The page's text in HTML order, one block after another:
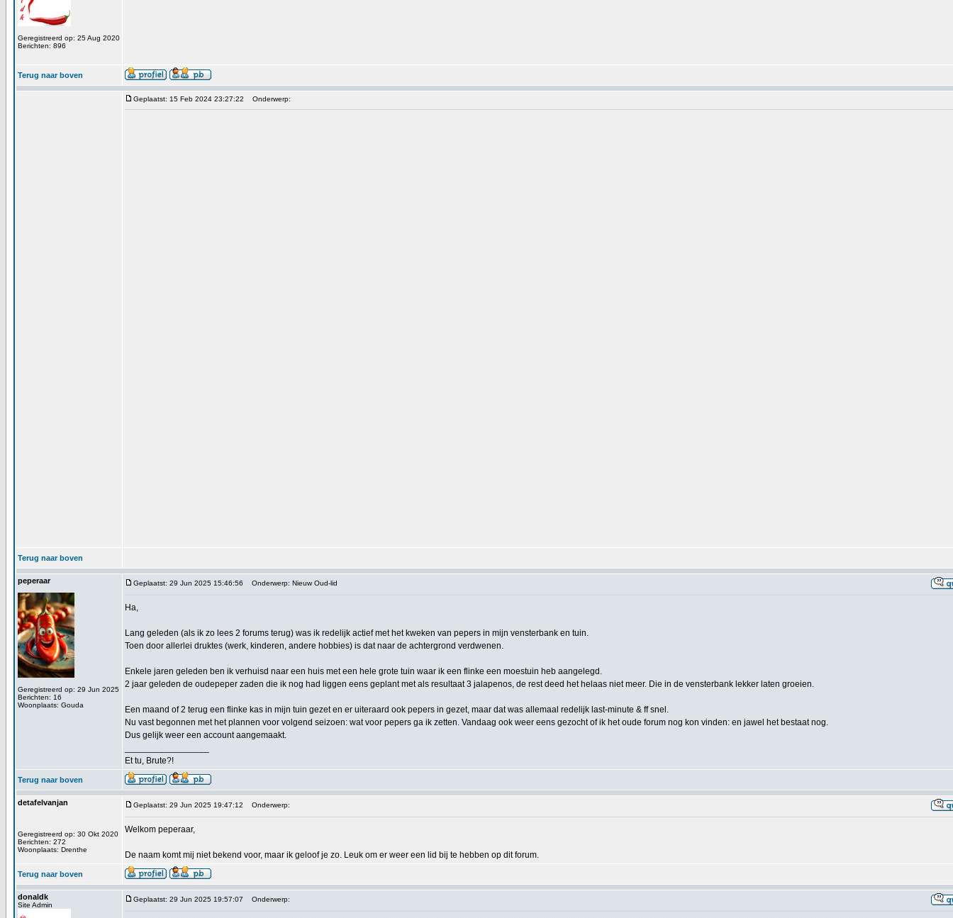
Geregistreerd op: 25 Aug 2020
Berichten: 896
Terug naar boven
Geplaatst: 15 Feb 2024 23:27:22 Onderwerp:
Terug naar boven
peperaar
Geregistreerd op: 29 Jun 2025
Berichten: 16
Woonplaats: Gouda
Geplaatst: 29 Jun 2025 15:46:56 Onderwerp: Nieuw Oud-lid
Ha,
Lang geleden (als ik zo lees 2 forums terug) was ik redelijk actief met het kweken van pepers in mijn vensterbank en tuin.
Toen door allerlei druktes (werk, kinderen, andere hobbies) is dat naar de achtergrond verdwenen.
Enkele jaren geleden ben ik verhuisd naar een huis met een hele grote tuin waar ik een flinke een moestuin heb aangelegd.
2 jaar geleden de oudepeper zaden die ik nog had liggen eens geplant met als resultaat 3 jalapenos, de rest deed het helaas niet meer. Die in de vensterbank lekker laten groeien.
Een maand of 2 terug een flinke kas in mijn tuin gezet en er uiteraard ook pepers in gezet, maar dat was allemaal redelijk last-minute & ff snel.
Nu vast begonnen met het plannen voor volgend seizoen: wat voor pepers ga ik zetten. Vandaag ook weer eens gezocht of ik het oude forum nog kon vinden: en jawel het bestaat nog.
Dus gelijk weer een account aangemaakt.
Et tu, Brute?!
Terug naar boven
detafelvanjan
Geregistreerd op: 30 Okt 2020
Berichten: 272
Woonplaats: Drenthe
Geplaatst: 29 Jun 2025 19:47:12 Onderwerp:
Welkom peperaar,
De naam komt mij niet bekend voor, maar ik geloof je zo. Leuk om er weer een lid bij te hebben op dit forum.
Terug naar boven
donaldk
Site Admin
Geplaatst: 29 Jun 2025 19:57:07 Onderwerp: